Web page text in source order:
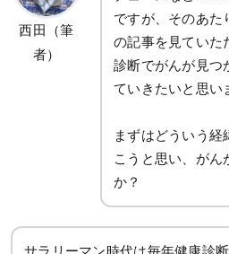
西田（筆
者）
ですが、そのあた
の記事を見ていた
診断でがんが見つ
ていきたいと思い
まずはどういう
こうと思い、がん
か？
サラリーマン時代は毎年健康診